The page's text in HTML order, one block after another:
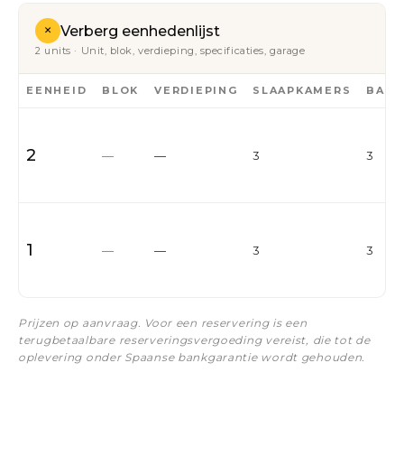
+Verberg eenhedenlijst
2 units · Unit, blok, verdieping, specificaties, garage
EENHEID BLOK VERDIEPING SLAAPKAMERS
2 — — 3 3
1 — — 3 3
Prijzen op aanvraag. Voor een reservering is een
terugbetaalbare reserveringsvergoeding vereist, die tot de
oplevering onder Spaanse bankgarantie wordt gehouden.